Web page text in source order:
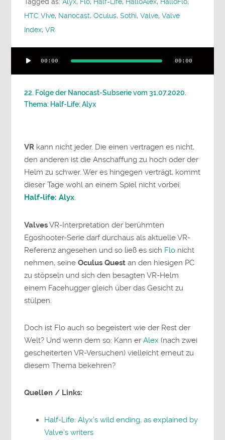
Tagged as:Alyx, Flo, Half-Life, HalloAlex, HalloFlo,
HTC Vive, Nanocast,Oculus,Sothi,Valve,Valve
Index,VR
Player
00:00 00:00
22. Folge der Nanocast-Subserie vom 31.07.2020.
Thema: Half-Life: Alyx
VR kann nicht jeder. Die einen vertragen es nicht,
den anderen ist die Anschaffung zu hoch oder der
Helm zu schwer. Wer es hingegen verträgt, kommt
dieser Tage wohl an einem Spiel nicht vorbei:
Half-life: Alyx.
ValvesVR-Interpretation der berühmten
Egoshooter-Serie darf durchaus als aktuelle VR-
Referenz angesehen und so ließ es sich Flo nicht
nehmen, seineOculus Quest an den hiesigen PC
zu stöpseln und sich den besagten VR-Helm
einem Facehugger gleich über das Gesicht zu
stülpen.
Doch ist Flo auch so begeistert wie der Rest der
Welt? Und wenn dem so: Kann erAlex (nach zwei
gescheiterten VR-Versuchen) vielleicht erneut zu
diesem Thema bekehren?
Quellen / Links:
Half-Life: Alyx’s wild ending, as explained by
Valve’s writers